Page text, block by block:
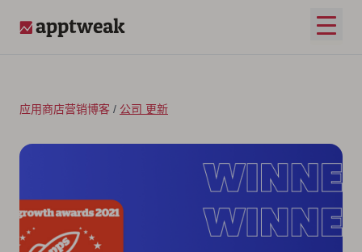
打开
应用商店营销博客 / 公司 更新